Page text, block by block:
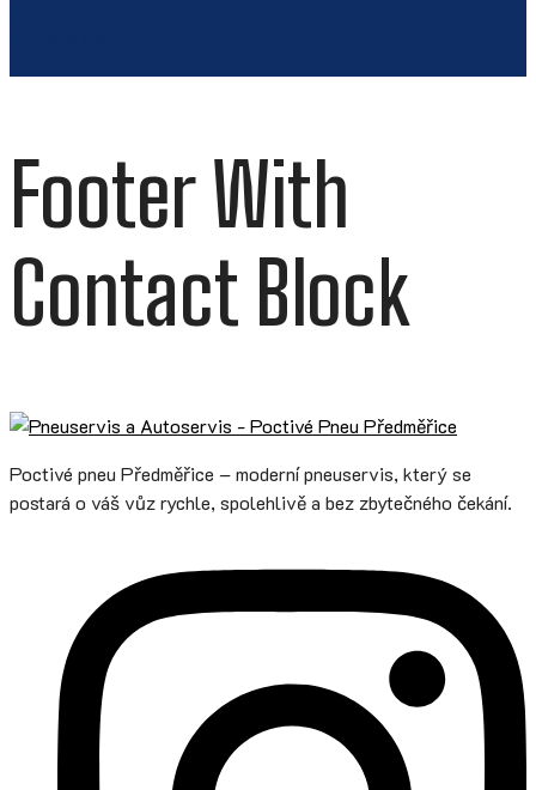
Footer With
Contact Block
Poctivé pneu Předměřice – moderní pneuservis, který se
postará o váš vůz rychle, spolehlivě a bez zbytečného čekání.